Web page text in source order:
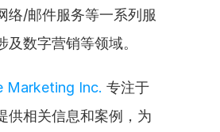
络/邮件服务等一系列服
及数字营销等领域。
Marketing Inc. 专注于
供相关信息和案例，为